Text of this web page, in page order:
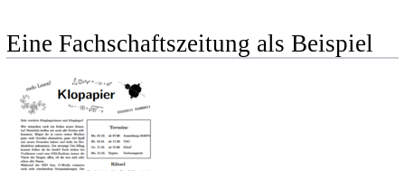
Eine Fachschaftszeitung als Beispiel